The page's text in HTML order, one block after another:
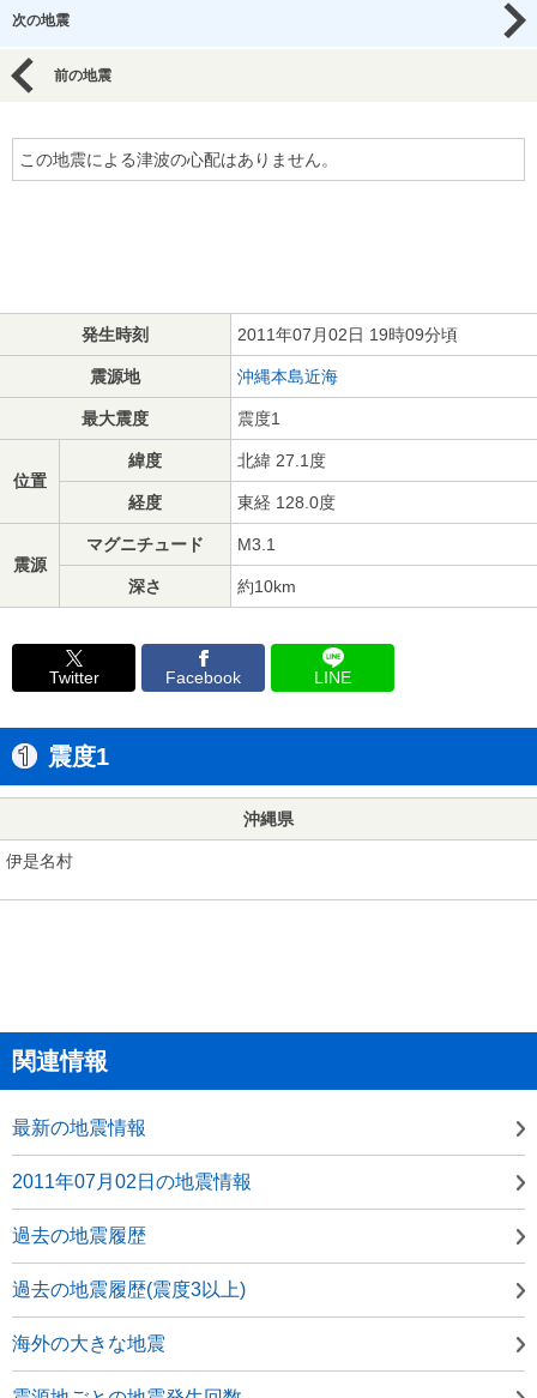
次の地震
前の地震
この地震による津波の心配はありません。
発生時刻 2011年07月02日 19時09分頃
震源地 沖縄本島近海
最大震度 震度1
位置
緯度 北緯 27.1度
経度 東経 128.0度
震源
マグニチュード M3.1
深さ 約10km
Twitter Facebook LINE
震度1
沖縄県
伊是名村
関連情報
最新の地震情報
2011年07月02日の地震情報
過去の地震履歴
過去の地震履歴(震度3以上)
海外の大きな地震